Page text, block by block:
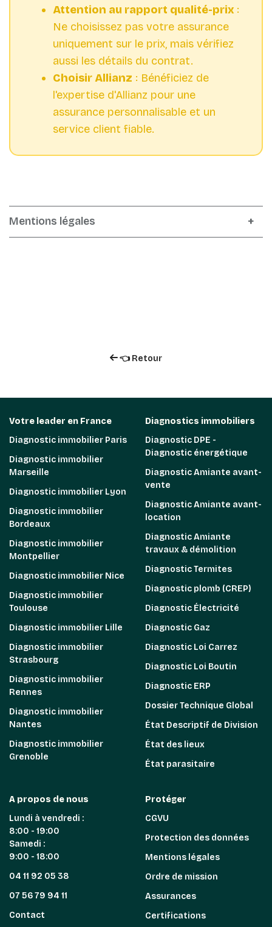
Attention au rapport qualité-prix :
Ne choisissez pas votre assurance
uniquement sur le prix, mais vérifiez
aussi les détails du contrat.
Choisir Allianz : Bénéficiez de
l'expertise d'Allianz pour une
assurance personnalisable et un
service client fiable.
Mentions légales
👈 Retour
Votre leader en France
Diagnostic immobilier Paris
Diagnostic immobilier
Marseille
Diagnostic immobilier Lyon
Diagnostic immobilier
Bordeaux
Diagnostic immobilier
Montpellier
Diagnostic immobilier Nice
Diagnostic immobilier
Toulouse
Diagnostic immobilier Lille
Diagnostic immobilier
Strasbourg
Diagnostic immobilier
Rennes
Diagnostic immobilier
Nantes
Diagnostic immobilier
Grenoble
Diagnostics immobiliers
Diagnostic DPE -
Diagnostic énergétique
Diagnostic Amiante avant-
vente
Diagnostic Amiante avant-
location
Diagnostic Amiante
travaux & démolition
Diagnostic Termites
Diagnostic plomb (CREP)
Diagnostic Électricité
Diagnostic Gaz
Diagnostic Loi Carrez
Diagnostic Loi Boutin
Diagnostic ERP
Dossier Technique Global
État Descriptif de Division
État des lieux
État parasitaire
A propos de nous
Lundi à vendredi :
8:00 - 19:00
Samedi :
9:00 - 18:00
04 11 92 05 38
07 56 79 94 11
Contact
Protéger
CGVU
Protection des données
Mentions légales
Ordre de mission
Assurances
Certifications